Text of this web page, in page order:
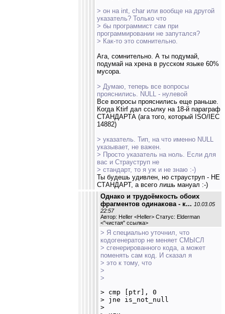
> он на int, char или вообще на другой
указатель? Только что
> бы программист сам при
программировании не запутался?
> Как-то это сомнительно.
Ага, сомнительно. А ты подумай,
подумай на хрена в русском языке 60%
мусора.
> Думаю, теперь все вопросы
прояснились. NULL - нулевой
Все вопросы прояснились еще раньше.
Когда Ktirf дал ссылку на 18-й параграф
СТАНДАРТА (ага того, который ISO/IEC
14882)
> указатель. Тип, на что именно NULL
указывает, не важен.
> Просто указатель на ноль. Если для
вас и Страуструп не
> стандарт, то я уж и не знаю :-)
Ты будешь удивлен, но страуструп - НЕ
СТАНДАРТ, а всего лишь мануал :-)
Однако и трудоёмкость обоих
фрагментов одинакова - к... 10.03.05
22:57
Автор: Heller <Heller> Статус: Elderman
<"чистая" ссылка>
> Я специально уточнил, что
кодогенератор не меняет СМЫСЛ
> сгенерированного кода, а может
поменять сам код. И сказал я
> это к тому, что
>
>
> cmp [ptr], 0
> jne is_not_null
>